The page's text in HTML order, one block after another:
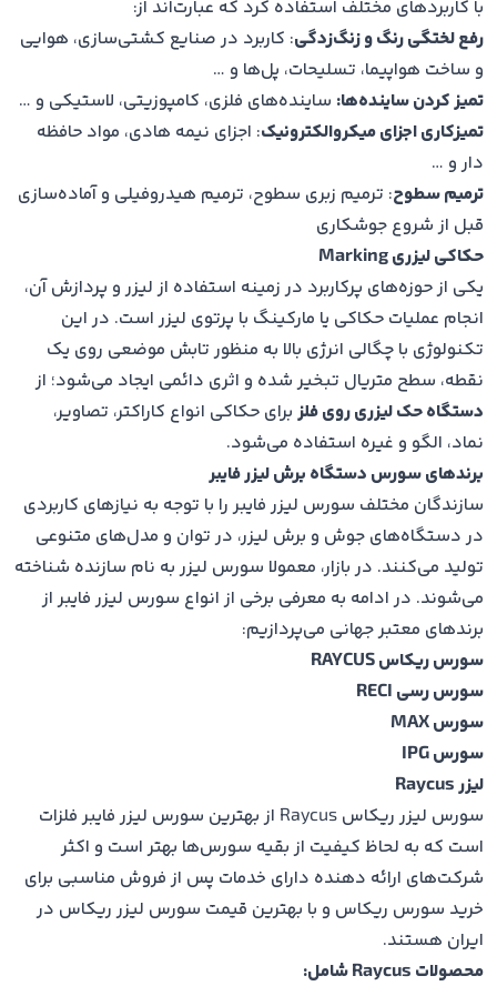
با کاربردهای مختلف استفاده کرد که عبارت‌اند از:
رفع لختگی رنگ و زنگ‌زدگی: کاربرد در صنایع کشتی‌سازی، هوایی
و ساخت هواپیما، تسلیحات، پل‌ها و …
تمیز کردن ساینده‌ها: ساینده‌های فلزی، کامپوزیتی، لاستیکی و …
تمیزکاری اجزای میکروالکترونیک: اجزای نیمه‌ هادی، مواد حافظه
دار و …
ترمیم سطوح: ترمیم زبری سطوح، ترمیم هیدروفیلی و آماده‌سازی
قبل از شروع جوشکاری
حکاکی لیزری Marking
یکی از حوزه‌های پرکاربرد در زمینه استفاده از لیزر و پردازش آن،
انجام عملیات حکاکی یا مارکینگ با پرتوی لیزر است. در این
تکنولوژی با چگالی انرژی بالا به منظور تابش موضعی روی یک
نقطه، سطح متریال تبخیر شده و اثری دائمی ایجاد می‌شود؛ از
دستگاه حک لیزری روی فلز برای حکاکی انواع کاراکتر، تصاویر،
نماد، الگو و غیره استفاده می‌شود.
برندهای سورس دستگاه برش لیزر فایبر
سازندگان مختلف سورس لیزر فایبر را با توجه به نیازهای کاربردی
در دستگاه‌های جوش و برش لیزر، در توان و مدل‌های متنوعی
تولید می‌کنند. در بازار، معمولا سورس لیزر به نام سازنده شناخته
می‌شوند. در ادامه به معرفی برخی از انواع سورس لیزر فایبر از
برندهای معتبر جهانی می‌پردازیم:
سورس ریکاس RAYCUS
سورس رسی RECI
سورس MAX
سورس IPG
لیزر Raycus
سورس لیزر ریکاس Raycus از بهترین سورس لیزر فایبر فلزات
است که به لحاظ کیفیت از بقیه سورس‌ها بهتر است و اکثر
شرکت‌های ارائه دهنده دارای خدمات پس از فروش مناسبی برای
خرید سورس ریکاس و با بهترین قیمت سورس لیزر ریکاس در
ایران هستند.
محصولات Raycus شامل: